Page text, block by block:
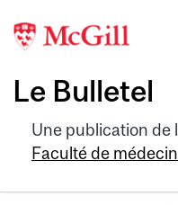
Le Bulletel
Une publication de
Faculté de